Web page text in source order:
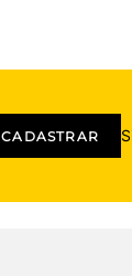
CADASTRAR